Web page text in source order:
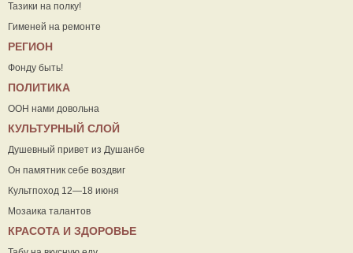
Тазики на полку!
Гименей на ремонте
РЕГИОН
Фонду быть!
ПОЛИТИКА
ООН нами довольна
КУЛЬТУРНЫЙ СЛОЙ
Душевный привет из Душанбе
Он памятник себе воздвиг
Культпоход 12—18 июня
Мозаика талантов
КРАСОТА И ЗДОРОВЬЕ